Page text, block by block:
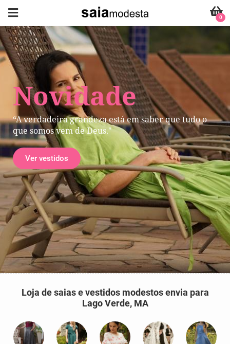
Novidade
“A verdadeira grandeza está em saber que tudo o
que somos vem de Deus."
Ver vestidos
0
Loja de saias e vestidos modestos envia para
Lago Verde, MA